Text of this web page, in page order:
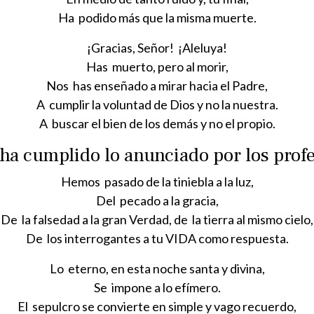
Ha podido más que la misma muerte.
¡Gracias, Señor! ¡Aleluya!
Has muerto, pero al morir,
Nos has enseñado a mirar hacia el Padre,
A cumplir la voluntad de Dios y no la nuestra.
A buscar el bien de los demás y no el propio.
cumplido lo anunciado por los
Hemos pasado de la tiniebla a la luz,
Del pecado a la gracia,
De la falsedad a la gran Verdad, de la tierra al mismo cielo,
De los interrogantes a tu VIDA como respuesta.
Lo eterno, en esta noche santa y divina,
Se impone a lo efímero.
El sepulcro se convierte en simple y vago recuerdo,